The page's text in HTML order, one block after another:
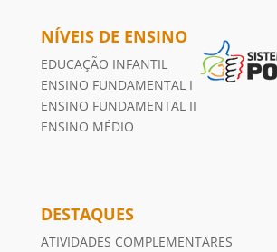
NÍVEIS DE ENSINO
EDUCAÇÃO INFANTIL
ENSINO FUNDAMENTAL I
ENSINO FUNDAMENTAL II
ENSINO MÉDIO
DESTAQUES
ATIVIDADES COMPLEMENTARES